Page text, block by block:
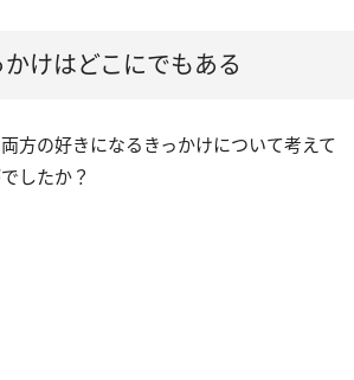
けはどこにでもある
方の好きになるきっかけについて考えて
したか？